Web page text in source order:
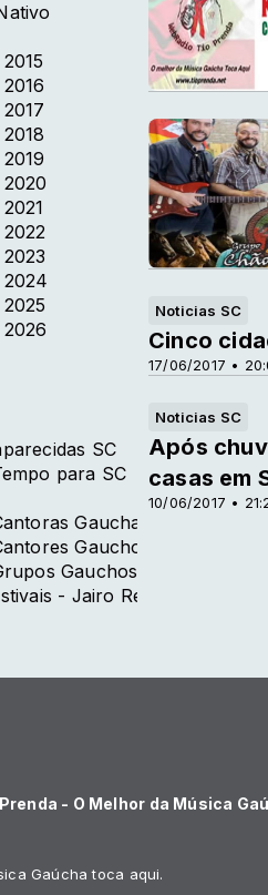
SC
para SC
Gauchas
Gauchos
Gauchos
- Jairo Reis
Noticias SC
17/06/2017 •
Cinco
Noticias SC
10/06/2017 •
Após
casas em
- O Melhor da Música
Gaúcha toca aqui.